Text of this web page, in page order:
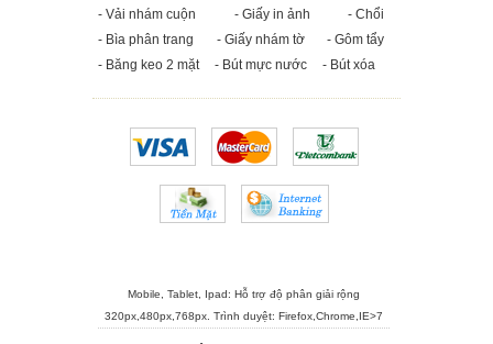
- Vải nhám cuộn
- Giấy in ảnh
- Chổi
- Bìa phân trang
- Giấy nhám tờ
- Gôm tẩy
- Băng keo 2 mặt
- Bút mực nước - Bút xóa
Mobile, Tablet, Ipad: Hỗ trợ độ phân giải rộng
320px,480px,768px. Trình duyệt: Firefox,Chrome,IE>7